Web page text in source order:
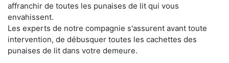
affranchir de toutes les punaises de lit qui vous
envahissent.
Les experts de notre compagnie s'assurent avant toute
intervention, de débusquer toutes les cachettes des
punaises de lit dans votre demeure.